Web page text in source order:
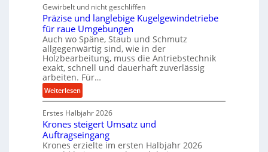
b
e
i
m
D
r
ü
c
k
p
r
o
z
u
g
e
l
g
e
w
i
n
d
e
t
r
Gewirbelt und nicht geschliffen
Präzise und langlebige Kugelgewindetriebe
für raue Umgebungen
Auch wo Späne, Staub und Schmutz
allgegenwärtig sind, wie in der
Holzbearbeitung, muss die Antriebstechnik
exakt, schnell und dauerhaft zuverlässig
arbeiten. Für…
Weiterlesen:
P
r
ä
z
i
Erstes Halbjahr 2026
Krones steigert Umsatz und
Auftragseingang
Krones erzielte im ersten Halbjahr 2026